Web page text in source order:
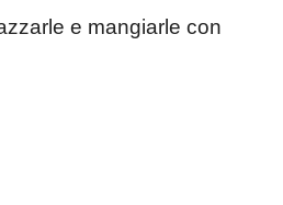
e mangiarle con